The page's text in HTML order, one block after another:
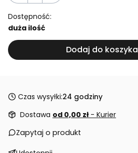
Dostępność:
duża ilość
Dodaj do koszyka
Czas wysyłki:24 godziny
Dostawa od 0,00 zł - Kurier
Zapytaj o produkt